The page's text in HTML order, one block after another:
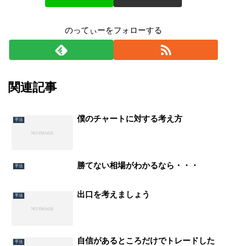
のってぃーをフォローする
関連記事
手法 僕のチャートに対する考え方
手法 勝てない相場がわかるなら・・・
手法 出口を考えましょう
手法
自信があるところだけでトレードした